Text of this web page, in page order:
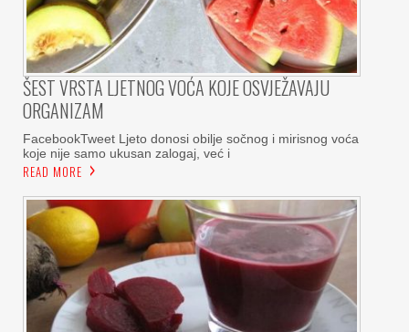
ŠEST VRSTA LJETNOG VOĆA KOJE OSVJEŽAVAJU
ORGANIZAM
FacebookTweet Ljeto donosi obilje sočnog i mirisnog voća
koje nije samo ukusan zalogaj, već i
READ MORE